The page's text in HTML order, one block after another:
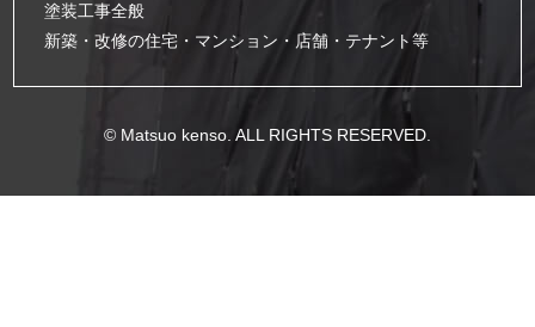
塗装工事全般
新築・改修の住宅・マンション・店舗・テナント等
© Matsuo kenso. ALL RIGHTS RESERVED.